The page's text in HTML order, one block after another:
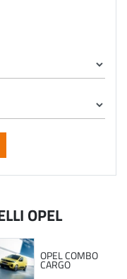
OPEL
OPEL COMBO
CARGO